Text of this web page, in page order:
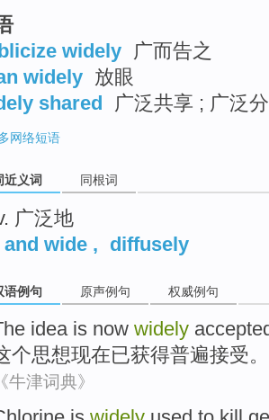
widely 广而告之
widely 放眼
shared
广泛共享 ; 广泛
网络短语
近义词 同根词
广泛地
wide , diffusely
语例句 原声例句 权威例句
idea is now widely
个思想现在已获得普遍接受。
《牛津词典》